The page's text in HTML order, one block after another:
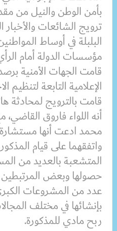
بأمن الوطن والنيل من
ترويج الشائعات
البلبلة في أوساط
مؤسسات الدولة أمام
قامت الجهات الأمنية
الإعلامية التابعة لتنظيم
قامت بالترويج
أنه اللواء فاروق
محمد ادعت أنها
واتفقهما على قيام
المتشعبة بالعديد من
حصولها وبعض المرتبطين
عدد من المشروعات
بإنشائها في مختلف
ربح مادي للمذكورة.